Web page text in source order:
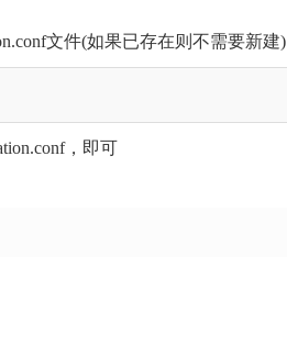
文件(如果已存在则不需要新建)
，即可